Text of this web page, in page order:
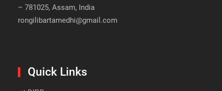
– 781025, Assam, India
rongilibartamedhi@gmail.com
Quick Links